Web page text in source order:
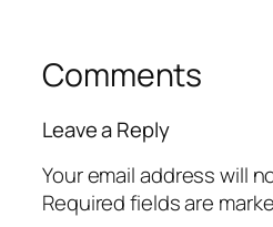
Comments
Leave a Reply
Your email address will
Required fields are